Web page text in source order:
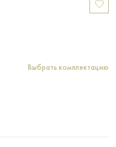
Выбрать комплектацию